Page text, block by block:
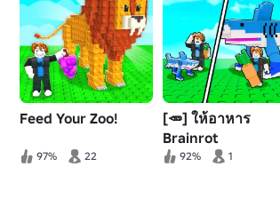
Feed Your Zoo!
97% 22
[🥕] ให้อาหาร
Brainrot
92% 1